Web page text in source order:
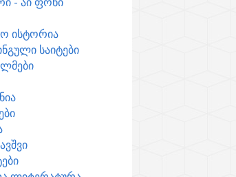
ისტორია
საიტები